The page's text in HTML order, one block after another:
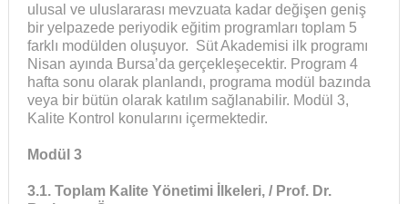
ulusal ve uluslararası mevzuata kadar değişen geniş
bir yelpazede periyodik eğitim programları toplam 5
farklı modülden oluşuyor. Süt Akademisi ilk programı
Nisan ayında Bursa’da gerçekleşecektir. Program 4
hafta sonu olarak planlandı, programa modül bazında
veya bir bütün olarak katılım sağlanabilir. Modül 3,
Kalite Kontrol konularını içermektedir.
Modül 3
3.1. Toplam Kalite Yönetimi İlkeleri, / Prof. Dr.